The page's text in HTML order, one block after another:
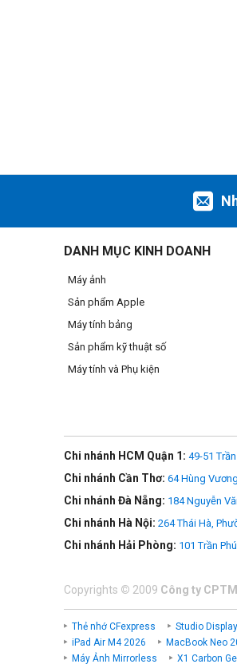
DANH MỤC KINH DOANH
Máy ảnh
Sản phẩm Apple
Máy tính bảng
Sản phẩm kỹ thuật số
Máy tính và Phụ kiện
Chi nhánh HCM Quận 1: 49-51
Chi nhánh Cần Thơ: 64 Hùng
Chi nhánh Đà Nẵng: 184 Nguyễn
Chi nhánh Hà Nội: 264 Thái Hà,
Chi nhánh Hải Phòng: 101 Trần
Copyrights © 2009 Công ty
Thẻ nhớ CFexpress Studio
iPad Air M4 2026
MacBook Neo
Máy Ảnh Mirrorless
X1 Carbon